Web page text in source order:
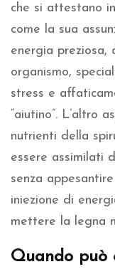
che si attestano
come la sua
energia preziosa,
organismo,
stress e
“aiutino”. L’altro
nutrienti della
essere assimilati
senza
iniezione di
mettere la legna
Quando può